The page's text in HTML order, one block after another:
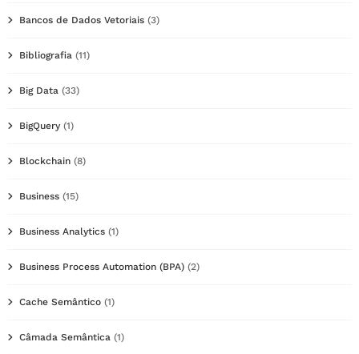
Bancos de Dados Vetoriais (3)
Bibliografia (11)
Big Data (33)
BigQuery (1)
Blockchain (8)
Business (15)
Business Analytics (1)
Business Process Automation (BPA) (2)
Cache Semântico (1)
Câmada Semântica (1)